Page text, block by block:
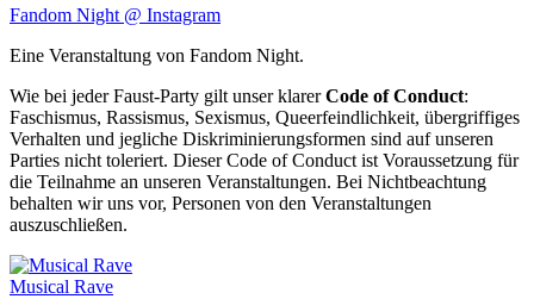
Fandom Night @ Instagram
Eine Veranstaltung von Fandom Night.
Wie bei jeder Faust-Party gilt unser klarerCode of Conduct:
Faschismus, Rassismus, Sexismus, Queerfeindlichkeit, übergriffiges
Verhalten und jegliche Diskriminierungsformen sind auf unseren
Parties nicht toleriert. Dieser Code of Conduct ist Voraussetzung für
die Teilnahme an unseren Veranstaltungen. Bei Nichtbeachtung
behalten wir uns vor, Personen von den Veranstaltungen
auszuschließen.
Musical Rave